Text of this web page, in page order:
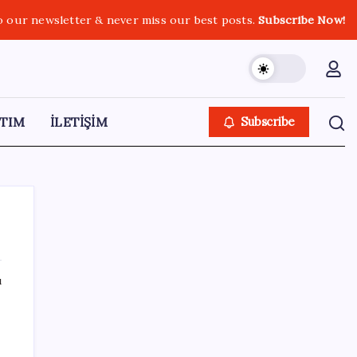
our newsletter & never miss our best posts.Subscribe Now!
İLETİŞİM Subscribe